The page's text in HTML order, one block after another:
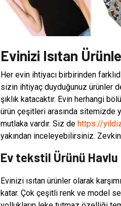
Evinizi Isıtan
Her evin ihtiyacı birbirinden
sizin ihtiyaç duyduğunuz ürünler
şıklık katacaktır. Evin herhangi
ürün çeşitleri arasında sitemizde
mutlaka vardır. Siz de https://
yakından inceleyebilirsiniz.
Ev tekstil Ürünü Havlu
Evinizi ısıtan ürünler olarak
katar. Çok çeşitli renk ve model